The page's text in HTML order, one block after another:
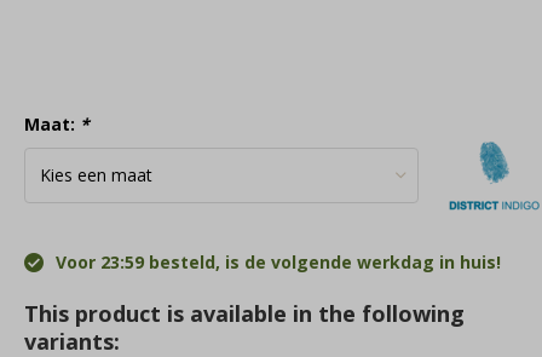
Maat: *
Voor 23:59 besteld, is de volgende werkdag in huis!
This product is available in the following
variants: